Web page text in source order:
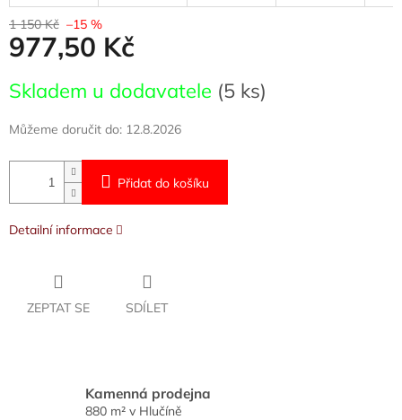
1 150 Kč –15 %
977,50 Kč
cena:
Skladem u dodavatele (5 ks)
Můžeme doručit do: 12.8.2026
Přidat do košíku
Detailní informace
ZEPTAT SE SDÍLET
Kamenná prodejna
880 m² v Hlučíně